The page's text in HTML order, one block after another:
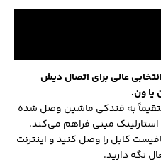
عالی برای اتصال دیش
مستقیماً به فندکی ماشین وصل شده
استارلینک مینی فراهم می‌کند.
کابل را وصل کنید و اینترنت
نگه دارید.